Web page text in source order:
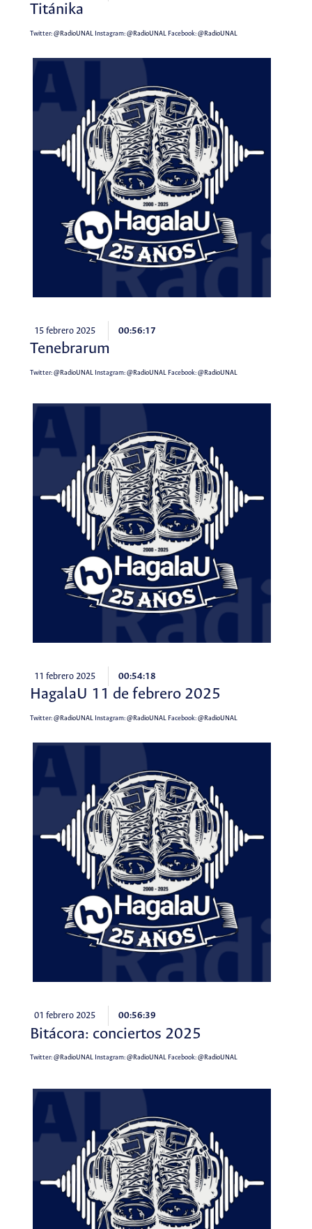
Titánika
Twitter:@RadioUNALInstagram:@RadioUNALFacebook:@RadioUNAL
15 febrero 2025 00:56:17
Tenebrarum
Twitter:@RadioUNALInstagram:@RadioUNALFacebook:@RadioUNAL
11 febrero 2025 00:54:18
HagalaU 11 de febrero 2025
Twitter:@RadioUNALInstagram:@RadioUNALFacebook:@RadioUNAL
01 febrero 2025 00:56:39
Bitácora: conciertos 2025
Twitter:@RadioUNALInstagram:@RadioUNALFacebook:@RadioUNAL